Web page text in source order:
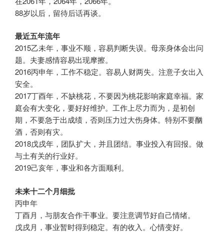
88岁以后，留待后话再谈。
最近五年流年
2015乙未年，事业不顺，容易判断失误。母亲身体会出问
题。夫妻感情容易出现摩擦。
2016丙申年，工作不稳定。容易人财两失。注意子女出入
安全。
2017丁酉年，不缺桃花，不要因为桃花影响家庭幸福。家
庭会有大变化，要好好维护。工作上尽力而为，是初创
期，不要急于出成绩，否则压力过大伤身体。特别不要酗
酒，否则有灾。
2018戊戌年，团队扩大，并且团结。事业投入有回报。做
与土有关的行业好。
2019己亥年，事业和各方面顺利。
未来十二个月细批
丙申年
丁酉月，与朋友合作干事业。要注意调节好自己情绪。
戊戌月，事业暂时得到稳定。有的收入。心情变好。